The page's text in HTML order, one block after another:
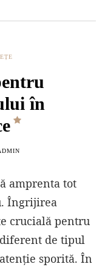
în
amprenta tot
Îngrijirea
crucială pentru
de tipul
sporită. În